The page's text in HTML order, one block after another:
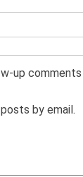
up comments
by email.